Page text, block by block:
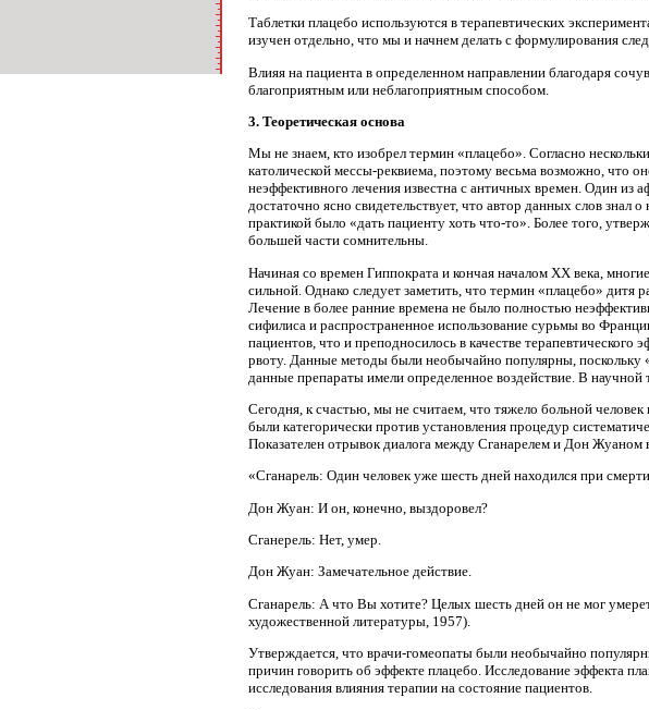
Таблетки плацебо используются в терапевтических
изучен отдельно, что мы и начнем делать с формулирования
Влияя на пациента в определенном направлении благодаря
благоприятным или неблагоприятным способом.
3. Теоретическая основа
Мы не знаем, кто изобрел термин «плацебо». Согласно
католической мессы-реквиема, поэтому весьма возможно, что
неэффективного лечения известна с античных времен. Один из
достаточно ясно свидетельствует, что автор данных слов
практикой было «дать пациенту хоть что-то». Более того,
большей части сомнительны.
Начиная со времен Гиппократа и кончая началом XX века,
сильной. Однако следует заметить, что термин «плацебо»
Лечение в более ранние времена не было полностью
сифилиса и распространенное использование сурьмы во
пациентов, что и преподносилось в качестве
рвоту. Данные методы были необычайно популярны, поскольку
данные препараты имели определенное воздействие. В
Сегодня, к счастью, мы не считаем, что тяжело больной
были категорически против установления процедур
Показателен отрывок диалога между Сганарелем и Дон
«Сганарель: Один человек уже шесть дней находился при
Дон Жуан: И он, конечно, выздоровел?
Сганерель: Нет, умер.
Дон Жуан: Замечательное действие.
Сганарель: А что Вы хотите? Целых шесть дней он не мог
художественной литературы, 1957).
Утверждается, что врачи-гомеопаты были необычайно
причин говорить об эффекте плацебо. Исследование эффекта
исследования влияния терапии на состояние пациентов.